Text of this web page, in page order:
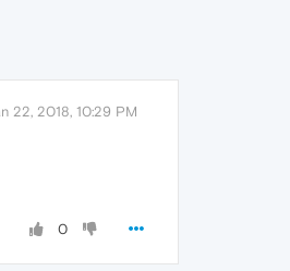
22, 2018, 10:29 PM
0